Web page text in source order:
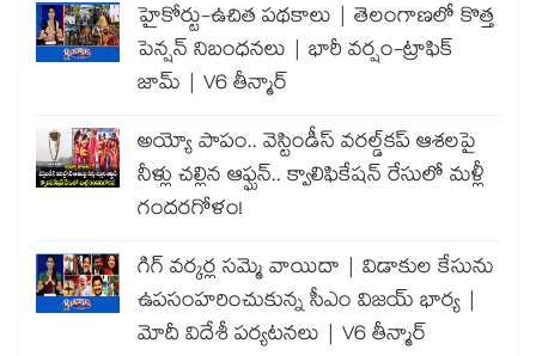
హైకోర్టు-ఉచిత పథకాలు | తెలంగాణలో కొత్త
పెన్షన్ నిబంధనలు | భారీ వర్షం-ట్రాఫిక్
జామ్ | V6 తీన్మార్
అయ్యో పాపం.. వెస్టిండీస్ వరల్డ్‌కప్ ఆశలపై
నీళ్లు చల్లిన ఆఫ్ఘన్.. క్వాలిఫికేషన్ రేసులో మళ్లీ
గందరగోళం!
గిగ్ వర్కర్ల సమ్మె వాయిదా | విడాకుల కేసును
ఉపసంహరించుకున్న సీఎం విజయ్ భార్య |
మోదీ విదేశీ పర్యటనలు | V6 తీన్మార్